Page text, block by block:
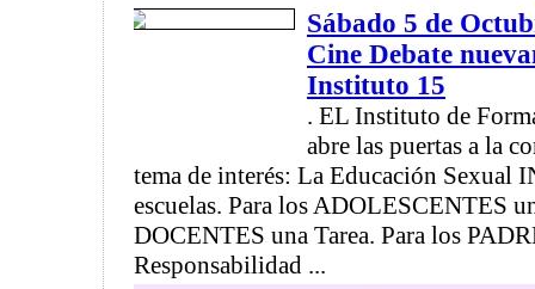
Sábado 5 de
Cine Debate
Instituto 15
. EL Instituto de
abre las puertas a la
tema de interés: La Educación Sexual
escuelas. Para los ADOLESCENTES
DOCENTES una Tarea. Para los
Responsabilidad ...